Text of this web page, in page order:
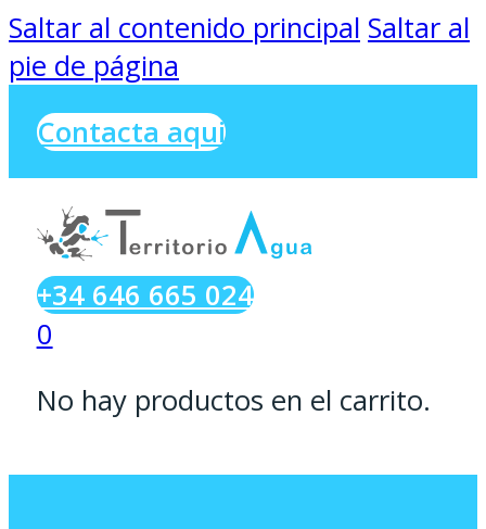
Saltar al contenido principal Saltar al
pie de página
Contacta aqui
+34 646 665 024
0
No hay productos en el carrito.